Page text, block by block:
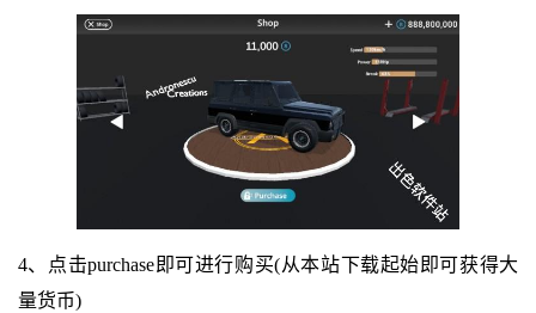
4、点击purchase即可进行购买(从本站下载起始即可获得大
量货币)